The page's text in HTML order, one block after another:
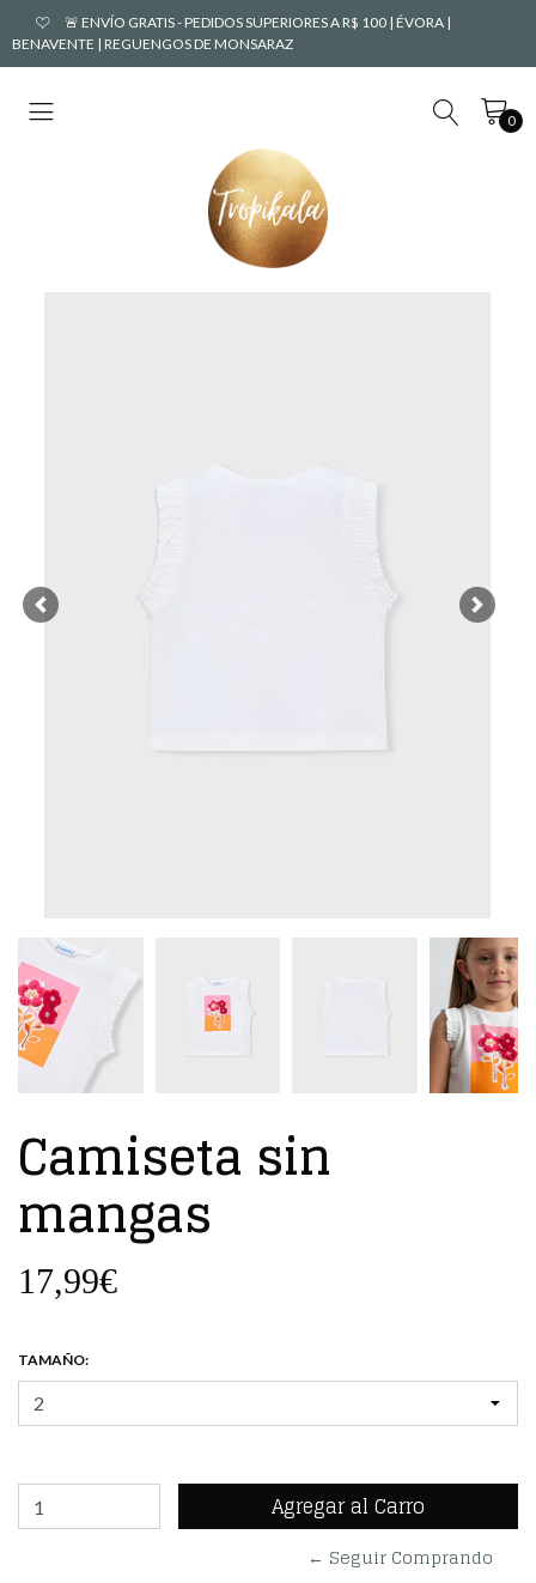
🚨 ENVÍO GRATIS - PEDIDOS SUPERIORES A R$ 100 | ÉVORA |
BENAVENTE | REGUENGOS DE MONSARAZ
0
Previous Next
Camiseta sin
mangas
17,99€
TAMAÑO:
← Seguir Comprando